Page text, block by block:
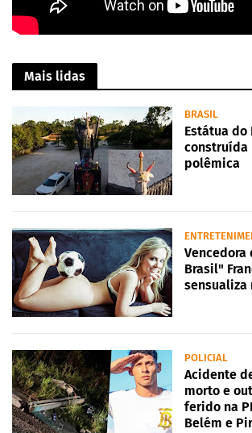
Mais lidas
BRASIL
Estátua do
construída
polêmica
Vencedora
Brasil"
sensualiza
POLICIAL
Acidente
morto e
ferido na
Belém e